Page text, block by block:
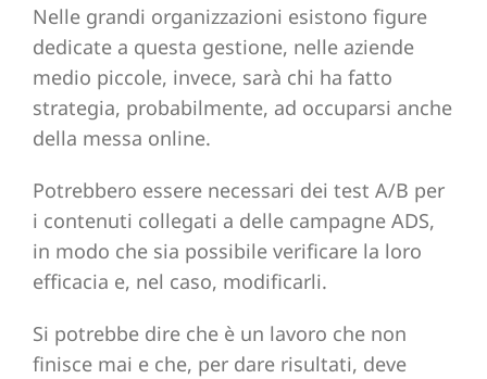
Nelle grandi organizzazioni esistono figure
dedicate a questa gestione, nelle aziende
medio piccole, invece, sarà chi ha fatto
strategia, probabilmente, ad occuparsi anche
della messa online.
Potrebbero essere necessari dei test A/B per
i contenuti collegati a delle campagne ADS,
in modo che sia possibile verificare la loro
efficacia e, nel caso, modificarli.
Si potrebbe dire che è un lavoro che non
finisce mai e che, per dare risultati, deve